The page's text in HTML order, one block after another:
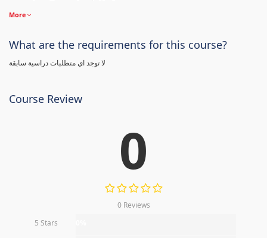
More
What are the requirements for this course?
لا توجد اي متطلبات دراسية سابقة
Course Review
0
0 Reviews
5 Stars